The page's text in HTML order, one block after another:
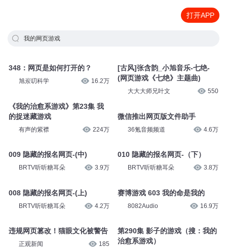
打开APP
我的网页游戏
348：网页是如何打开的？
旭岽叨科学 16.2万
《我的治愈系游戏》第23集 我
的捉迷藏游戏
有声的紫襟 224万
009 隐藏的报名网页-(中)
BRTV听听糖耳朵 3.9万
008 隐藏的报名网页-(上)
BRTV听听糖耳朵 4.2万
违规网页篡改！猫眼文化被警告
正观新闻 185
[古风]张含韵_小旭音乐-七绝-
(网页游戏《七绝》主题曲)
大大大师兄叶文 550
微信推出网页版文件助手
36氪音频频道 4.6万
010 隐藏的报名网页-（下）
BRTV听听糖耳朵 3.8万
赛博游戏 603 我的命是我的
8082Audio 16.9万
第290集 影子的游戏（搜：我的
治愈系游戏）